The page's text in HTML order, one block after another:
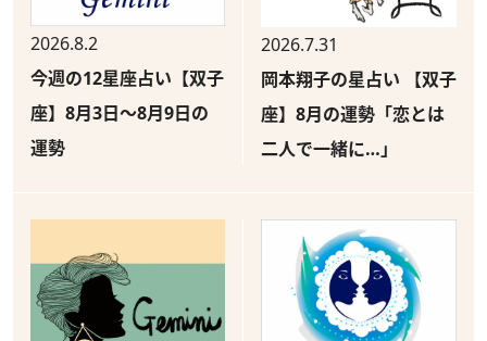
2026.8.2
今週の12星座占い【双子
座】8月3日～8月9日の
運勢
2026.7.31
岡本翔子の星占い 【双子
座】8月の運勢「恋とは
二人で一緒に…」